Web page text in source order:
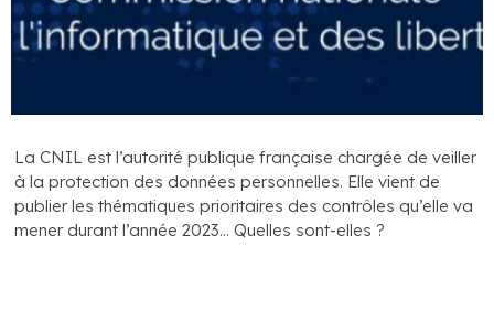
La CNIL est l’autorité publique française chargée de veiller
à la protection des données personnelles. Elle vient de
publier les thématiques prioritaires des contrôles qu’elle va
mener durant l’année 2023… Quelles sont-elles ?